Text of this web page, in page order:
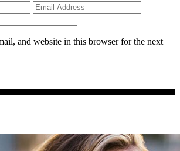
and website in this browser for the next